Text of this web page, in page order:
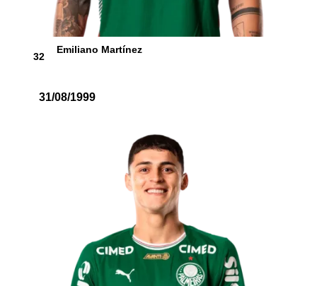
32
Emiliano Martínez
31/08/1999